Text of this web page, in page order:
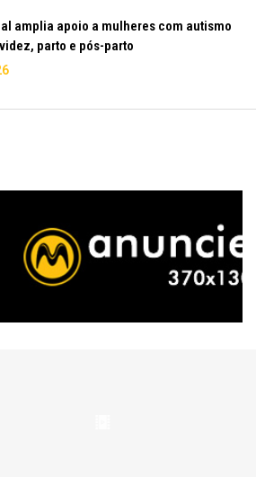
amplia apoio a mulheres com autismo
parto e pós-parto